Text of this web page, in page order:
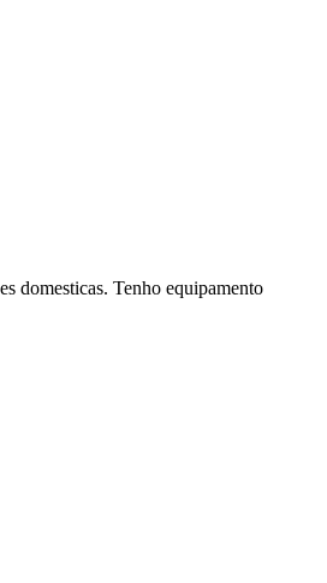
domesticas. Tenho equipamento